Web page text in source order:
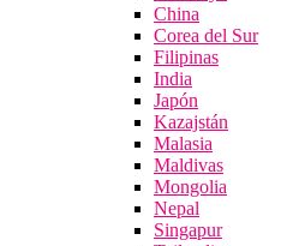
China
Corea del Sur
Filipinas
India
Japón
Kazajstán
Malasia
Maldivas
Mongolia
Nepal
Singapur